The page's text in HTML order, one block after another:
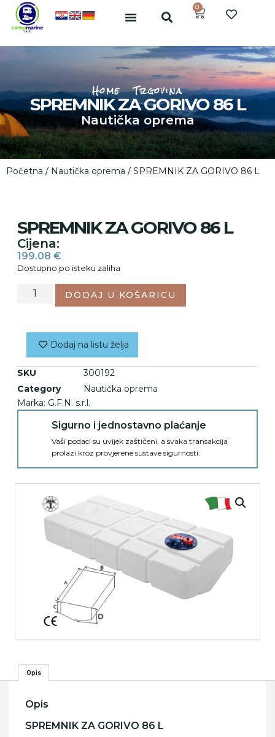
0
Home Trgovina
SPREMNIK ZA GORIVO 86 L
Nautička oprema
Početna / Nautička oprema / SPREMNIK ZA GORIVO 86 L
SPREMNIK ZA GORIVO 86 L
Cijena:
199.08 €
Dostupno po isteku zaliha
DODAJ U KOŠARICU
Dodaj na listu želja
SKU
300192
Category
Nautička oprema
Marka: G.F.N. s.r.l.
Sigurno i jednostavno plaćanje
Vaši podaci su uvijek zaštićeni, a svaka transakcija
prolazi kroz provjerene sustave sigurnosti.
Opis
Opis
SPREMNIK ZA GORIVO 86 L